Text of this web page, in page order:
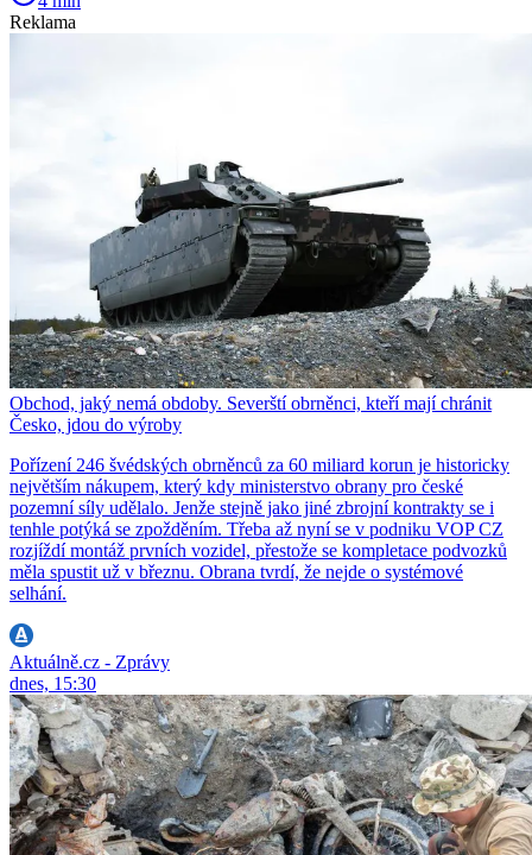
Reklama
Obchod, jaký nemá obdoby. Severští obrněnci, kteří mají chránit
Česko, jdou do výroby
Pořízení 246 švédských obrněnců za 60 miliard korun je historicky
největším nákupem, který kdy ministerstvo obrany pro české
pozemní síly udělalo. Jenže stejně jako jiné zbrojní kontrakty se i
tenhle potýká se zpožděním. Třeba až nyní se v podniku VOP CZ
rozjíždí montáž prvních vozidel, přestože se kompletace podvozků
měla spustit už v březnu. Obrana tvrdí, že nejde o systémové
selhání.
Aktuálně.cz - Zprávy
dnes, 15:30